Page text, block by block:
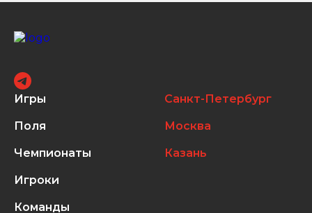
Игры
Поля
Чемпионаты
Игроки
Команды
Санкт-Петербург
Москва
Казань